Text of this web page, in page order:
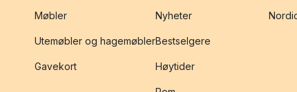
Møbler
Utemøbler og hagemøbler
Gavekort
Nyheter
Bestselgere
Høytider